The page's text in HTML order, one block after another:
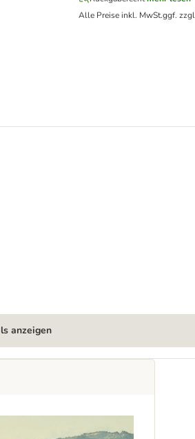
Alle Preise inkl. MwSt.ggf.
anzeigen